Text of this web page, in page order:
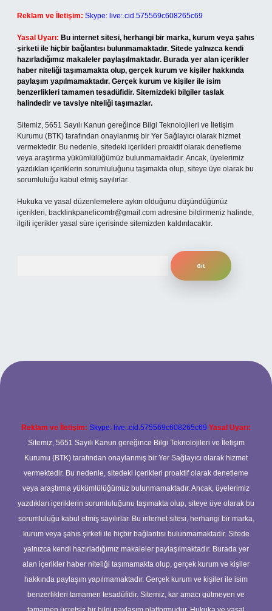
Reklam ve İletişim: Skype: live:.cid.575569c608265c69
Yasal Uyarı: Bu internet sitesi, herhangi bir marka, kurum veya şahıs
şirketi ile hiçbir bağlantısı bulunmamaktadır. Sitede yalnızca kendi
hazırladığımız makaleler paylaşılmaktadır. Burada yer alan içerikler
haber niteliği taşımamakta olup, gerçek kurum ve kişiler hakkında
paylaşım yapılmamaktadır. Gerçek kurum ve kişiler ile isim
benzerlikleri tamamen tesadüfidir. Sitemizdeki bilgiler taslak
halindedir ve tavsiye niteliği taşımazlar.
Sitemiz, 5651 Sayılı Kanun gereğince Bilgi Teknolojileri ve İletişim
Kurumu (BTK) tarafından onaylanmış bir Yer Sağlayıcı olarak hizmet
vermektedir. Bu nedenle, sitedeki içerikleri proaktif olarak denetleme
veya araştırma yükümlülüğümüz bulunmamaktadır. Ancak, üyelerimiz
yazdıkları içeriklerin sorumluluğunu taşımakta olup, siteye üye olarak bu
sorumluluğu kabul etmiş sayılırlar.
Hukuka ve yasal düzenlemelere aykırı olduğunu düşündüğünüz
içerikleri, backlinkpanelicomtr@gmail.com adresine bildirmeniz halinde,
ilgili içerikler yasal süre içerisinde sitemizden kaldırılacaktır.
Reklam ve İletişim: Skype: live:.cid.575569c608265c69 Yasal Uyarı:
Sitemiz, 5651 Sayılı Kanun gereğince Bilgi Teknolojileri ve İletişim
Kurumu (BTK) tarafından onaylanmış bir Yer Sağlayıcı olarak hizmet
vermektedir. Bu nedenle, sitedeki içerikleri proaktif olarak denetleme
veya araştırma yükümlülüğümüz bulunmamaktadır. Ancak, üyelerimiz
yazdıkları içeriklerin sorumluluğunu taşımakta olup, siteye üye olarak bu
sorumluluğu kabul etmiş sayılırlar. Bu internet sitesi, herhangi bir marka,
kurum veya şahıs şirketi ile hiçbir bağlantısı bulunmamaktadır. Sitede
yalnızca kendi hazırladığımız makaleler paylaşılmaktadır. Burada yer
alan içerikler haber niteliği taşımamakta olup, gerçek kurum ve kişiler
hakkında paylaşım yapılmamaktadır. Gerçek kurum ve kişiler ile isim
benzerlikleri tamamen tesadüfidir. Sitemiz, kar amacı gütmeyen ve